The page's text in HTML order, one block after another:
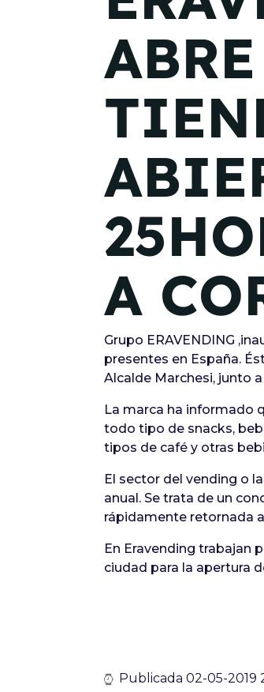
A
Grupo ERAVENDING
presentes en España.
Alcalde Marchesi, junto
La marca ha informado
todo tipo de snacks,
tipos de café y otras
El sector del vending o
anual. Se trata de un
rápidamente retornada
En Eravending trabajan
ciudad para la apertura
Publicada 02-05-2019